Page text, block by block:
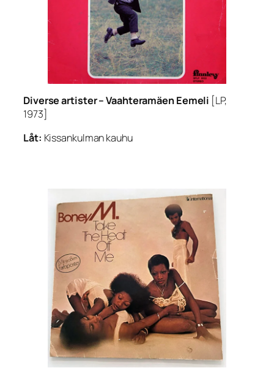
Diverse artister –Vaahteramäen Eemeli [LP,
1973]
Låt: Kissankulman kauhu